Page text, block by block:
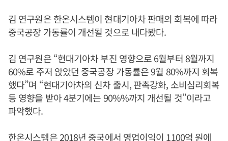
김 연구원은 한온시스템이 현대기아차 판매의 회복에 따라
중국공장 가동률이 개선될 것으로 내다봤다.
김 연구원은 “현대기아차 부진 영향으로 6월부터 8월까지
60%로 주저 앉았던 중국공장 가동률은 9월 80%까지 회복
했다”며 “현대기아차의 신차 출시, 판촉강화, 소비심리회복
등 영향을 받아 4분기에는 90%%까지 개선될 것”이라고
파악했다.
한온시스템은 2018년 중국에서 영업이익이 1100억 원에